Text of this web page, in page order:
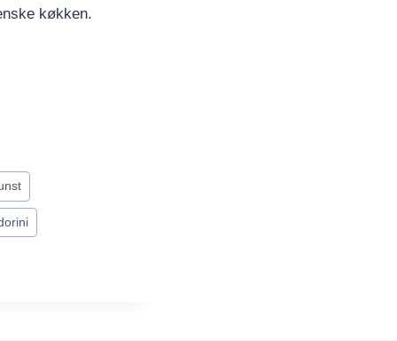
køkken.